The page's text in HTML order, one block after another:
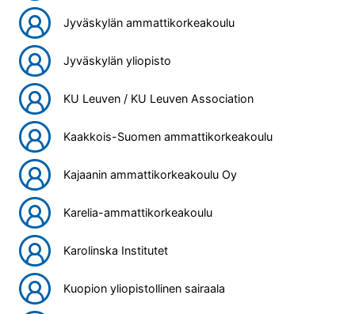
Jyväskylän ammattikorkeakoulu
Jyväskylän yliopisto
KU Leuven / KU Leuven Association
Kaakkois-Suomen ammattikorkeakoulu
Kajaanin ammattikorkeakoulu Oy
Karelia-ammattikorkeakoulu
Karolinska Institutet
Kuopion yliopistollinen sairaala